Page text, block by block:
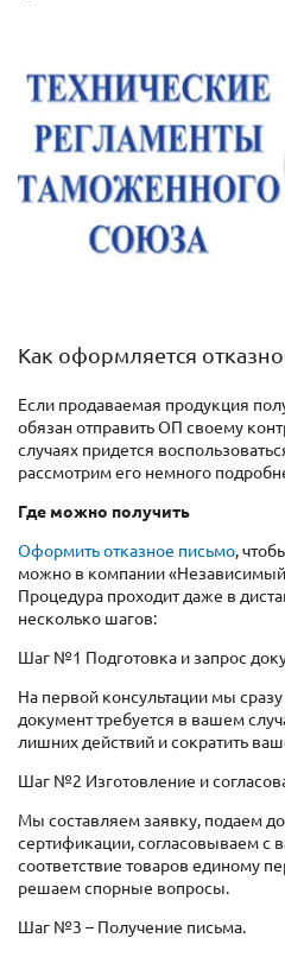
Как оформляется
Если продаваемая продукция
обязан отправить ОП своему
случаях придется
рассмотрим его немного
Где можно получить
Оформить отказное письмо,
можно в компании
Процедура проходит даже в
несколько шагов:
Шаг №1 Подготовка и запрос
На первой консультации мы
документ требуется в вашем
лишних действий и сократить
Шаг №2 Изготовление и
Мы составляем заявку, подаем
сертификации, согласовываем с
соответствие товаров единому
решаем спорные вопросы.
Шаг №3 – Получение письма.